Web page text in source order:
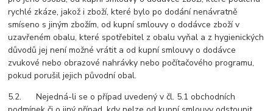
rychlé zkáze, jakož i zboží, které bylo po dodání nenávratně
smíseno s jiným zbožím, od kupní smlouvy o dodávce zboží v
uzavřeném obalu, které spotřebitel z obalu vyňal a z hygienických
důvodů jej není možné vrátit a od kupní smlouvy o dodávce
zvukové nebo obrazové nahrávky nebo počítačového programu,
pokud porušil jejich původní obal.
5.2. Nejedná-li se o případ uvedený v čl. 5.1 obchodních